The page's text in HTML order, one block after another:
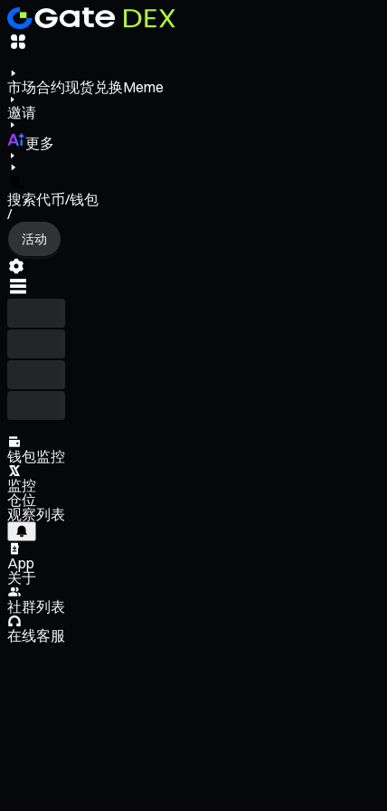
市场合约现货兑换Meme
邀请
更多
搜索代币/钱包
/
活动
钱包监控
监控
仓位
观察列表
App
关于
社群列表
在线客服